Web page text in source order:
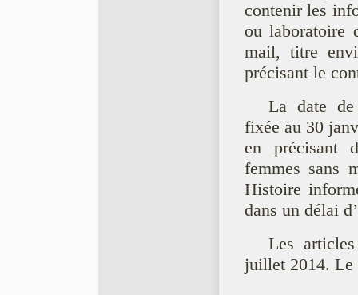
contenir les
ou laboratoire
mail, titre
précisant le
La date de
fixée au 30
en précisant
femmes sans
Histoire
dans un délai
Les
juillet 2014. Le